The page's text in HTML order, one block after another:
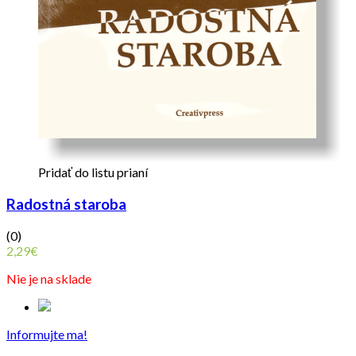
Pridať do listu prianí
Radostná staroba
(0)
2,29€
Nie je na sklade
Informujte ma!